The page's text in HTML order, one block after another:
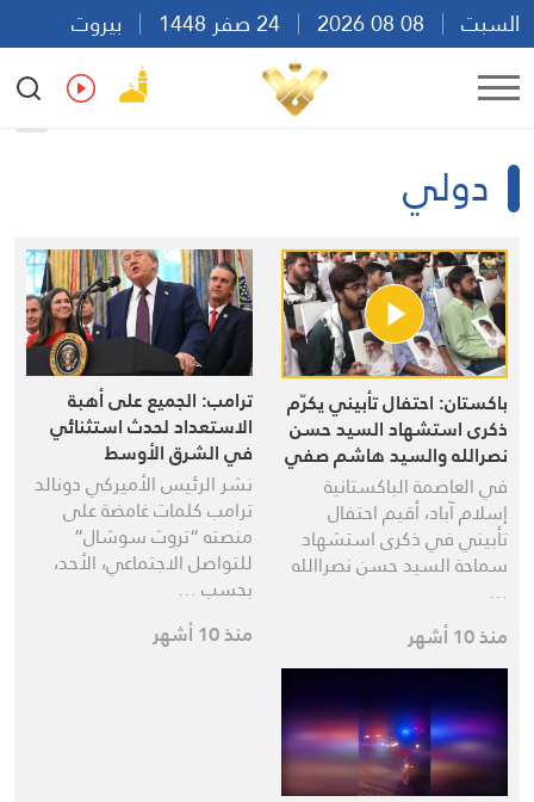
السبت
بيروت
06:15
Ar
دولي
باكستان: احتفال تأبيني يكرّم
ذكرى استشهاد السيد حسن
نصرالله والسيد هاشم صفي
الدين
في العاصمة الباكستانية
إسلام آباد، أقيم احتفال
تأبيني في ذكرى استشهاد
سماحة السيد حسن نصراالله
…
منذ 10 أشهر
ترامب: الجميع على أهبة
الاستعداد لحدث استثنائي
في الشرق الأوسط
نشر الرئيس الأميركي دونالد
ترامب كلمات غامضة على
منصته “تروث سوشال”
للتواصل الاجتماعي، الأحد،
بحسب …
منذ 10 أشهر